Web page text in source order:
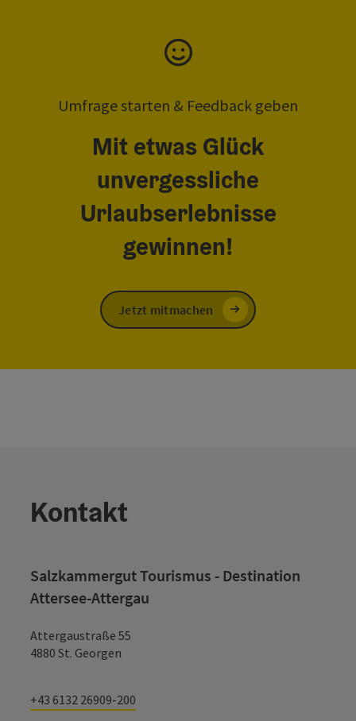
Umfrage starten & Feedback geben
Mit etwas Glück
unvergessliche
Urlaubserlebnisse
gewinnen!
Jetzt mitmachen
Kontakt
Salzkammergut Tourismus - Destination
Attersee-Attergau
Attergaustraße 55
4880 St. Georgen
+43 6132 26909-200